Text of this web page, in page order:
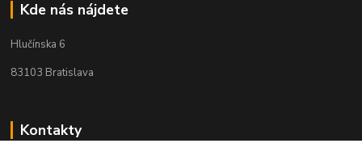
Kde nás nájdete
Hlučínska 6
83103 Bratislava
Kontakty